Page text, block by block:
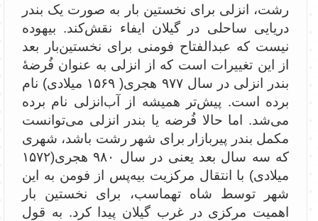
رشت، انزلی برای نخستین بار به صورت یک بندر
دریایی ساحلی در گیلان ایفاء نقش‌کند. بیهوده
نیست که عبدالفتاح فومنی برای نخستین‌بار بعد
از این تغییرات است که از انزلی به عنوان فُرضۀ
بندر انزلی در سال ۹۷۷ هجری( ۱۵۶۹ میلادی) نام
برده است. پیش‌تر همیشه از آب‌انزلی نام برده
می‌شد. اما حالا فُرضه یا بندر انزلی می‌توانست
مکمل بندر پیربازار برای شهر رشت باشد، شهری
که سه سال بعد یعنی در سال ۹۸۰ هجری(۱۵۷۲
میلادی) با انتقال مرکزیت بیه‌پس از فومن به این
شهر توسط شاه تهماسب، برای نخستین بار
اهمیت مرکزی در غرب گیلان پیدا کرد. به قول